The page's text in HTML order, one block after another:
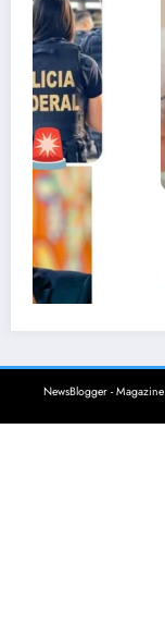
Mãe de
desespero
janeiro 13, 2026
NewsBlogger -